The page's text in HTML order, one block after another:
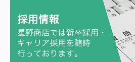
す）スワロン株式会社
せ）Serge Ferrari株式会社
せ）ゼオン化成株式会社